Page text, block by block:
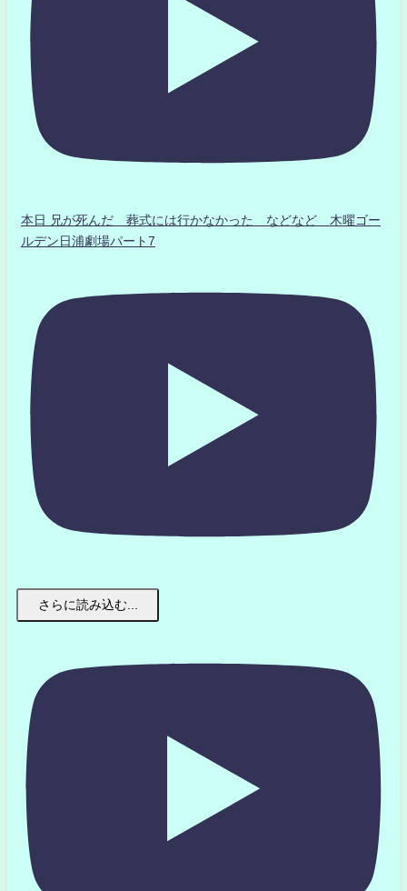
本日 兄が死んだ 葬式には行かなかった などなど 木曜ゴー
ルデン日浦劇場パート7
さらに読み込む...